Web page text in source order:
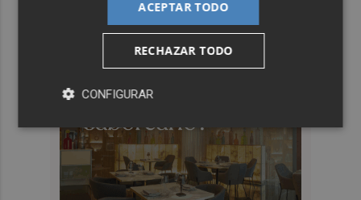
ACEPTAR TODO
RECHAZAR TODO
CONFIGURAR